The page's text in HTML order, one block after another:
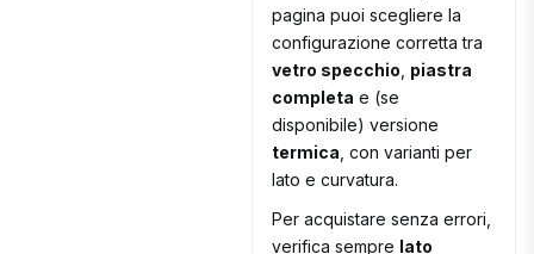
pagina puoi scegliere la
configurazione corretta tra
vetro specchio piastra
completa e (se
disponibile) versione
termica , con varianti per
lato e curvatura.
Per acquistare senza errori,
verifica sempre lato